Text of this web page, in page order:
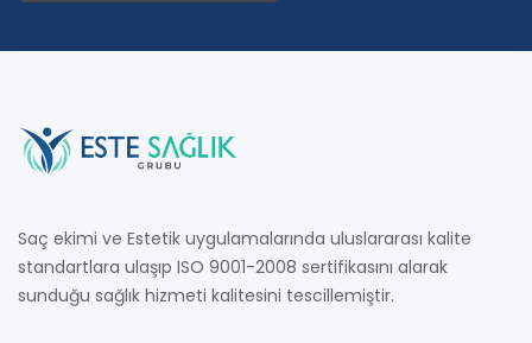
Saç ekimi ve Estetik uygulamalarında uluslararası kalite
standartlara ulaşıp ISO 9001-2008 sertifikasını alarak
sunduğu sağlık hizmeti kalitesini tescillemiştir.